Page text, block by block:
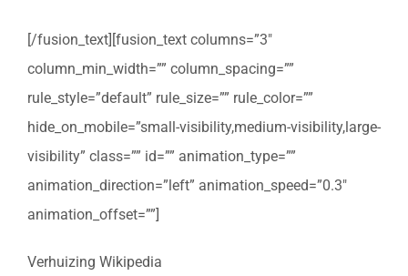
[/fusion_text][fusion_text columns=”3″
column_min_width=”” column_spacing=””
rule_style=”default” rule_size=”” rule_color=””
hide_on_mobile=”small-visibility,medium-visibility,large-
visibility” class=”” id=”” animation_type=””
animation_direction=”left” animation_speed=”0.3″
animation_offset=””]
Verhuizing Wikipedia